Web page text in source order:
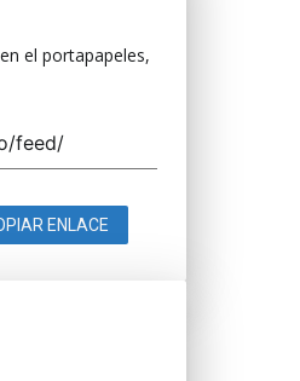
el portapapeles,
ENLACE